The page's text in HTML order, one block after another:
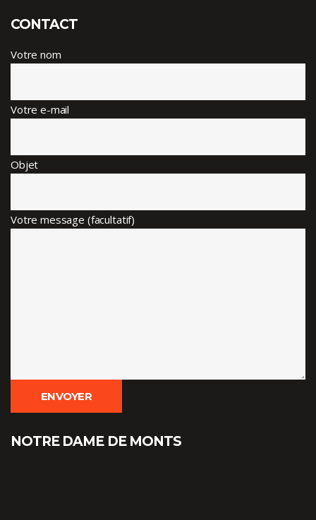
CONTACT
Votre nom
Votre e-mail
Objet
Votre message (facultatif)
NOTRE DAME DE MONTS